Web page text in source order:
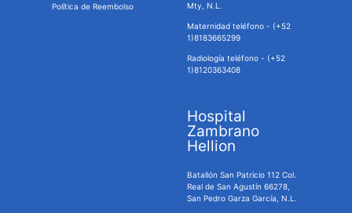
Política de Reembolso
Mty, N.L.
Maternidad teléfono - (+52
1)8183665299
Radiología teléfono - (+52
1)8120363408
Hospital
Zambrano
Hellion
Batallón San Patricio 112 Col.
Real de San Agustín 66278,
San Pedro Garza García, N.L.